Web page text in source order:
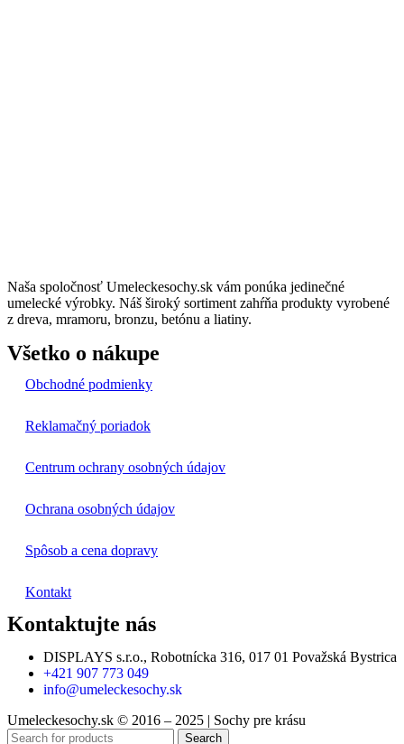
Naša spoločnosť Umeleckesochy.sk vám ponúka jedinečné
umelecké výrobky. Náš široký sortiment zahŕňa produkty vyrobené
z dreva, mramoru, bronzu, betónu a liatiny.
Všetko o nákupe
Obchodné podmienky
Reklamačný poriadok
Centrum ochrany osobných údajov
Ochrana osobných údajov
Spôsob a cena dopravy
Kontakt
Kontaktujte nás
DISPLAYS s.r.o., Robotnícka 316, 017 01 Považská Bystrica
+421 907 773 049
info@umeleckesochy.sk
Umeleckesochy.sk © 2016 – 2025 | Sochy pre krásu
Search